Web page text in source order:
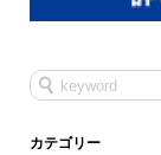
カテゴリー